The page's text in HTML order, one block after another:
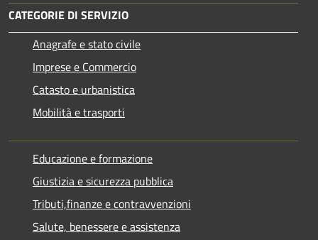
CATEGORIE DI SERVIZIO
Anagrafe e stato civile
Imprese e Commercio
Catasto e urbanistica
Mobilità e trasporti
Educazione e formazione
Giustizia e sicurezza pubblica
Tributi,finanze e contravvenzioni
Salute, benessere e assistenza